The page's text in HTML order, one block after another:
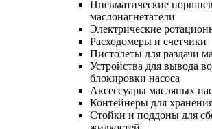
Пневматические
маслонагнетатели
Электрические
Расходомеры и счетчики
Пистолеты для раздачи
Устройства для вывода
блокировки насоса
Аксессуары масляных
Контейнеры для
Стойки и поддоны для